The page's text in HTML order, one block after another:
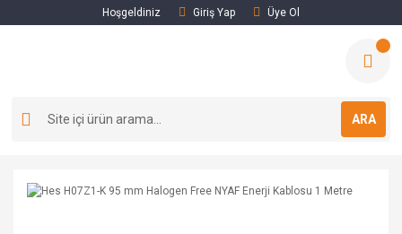
Hoşgeldiniz Giriş Yap Üye Ol
ARA